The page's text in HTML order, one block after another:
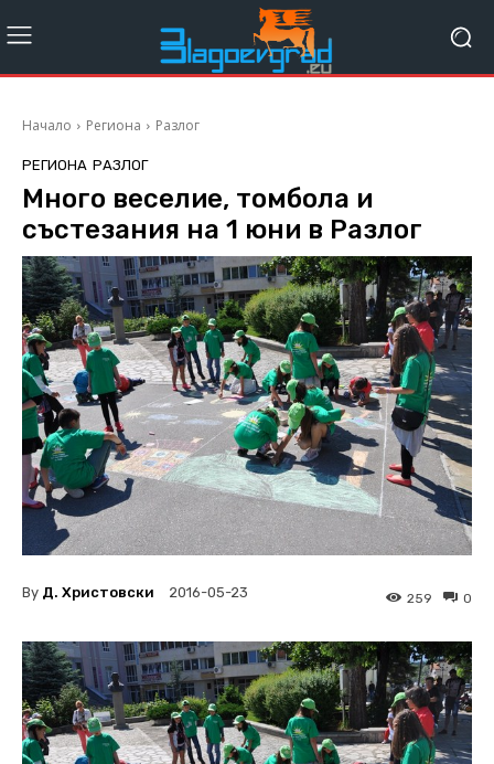
Начало Региона Разлог
РЕГИОНА РАЗЛОГ
Много веселие, томбола и
състезания на 1 юни в Разлог
By Д. Христовски 2016-05-23 0
259